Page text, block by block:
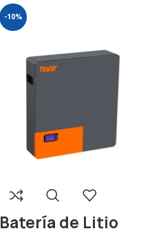
-10%
Batería de Litio